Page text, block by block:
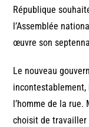
République
l’Assemblée
œuvre son
Le nouveau
incontestablement,
l’homme de la
choisit de travailler